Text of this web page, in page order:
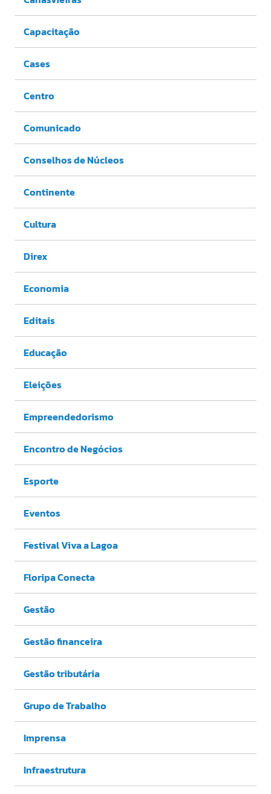
Capacitação
Cases
Centro
Comunicado
Conselhos de Núcleos
Continente
Cultura
Direx
Economia
Editais
Educação
Eleições
Empreendedorismo
Encontro de Negócios
Esporte
Eventos
Festival Viva a Lagoa
Floripa Conecta
Gestão
Gestão financeira
Gestão tributária
Grupo de Trabalho
Imprensa
Infraestrutura